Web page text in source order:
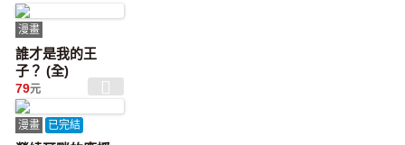
漫畫
誰才是我的王
子？ (全)
79元
漫畫 已完結